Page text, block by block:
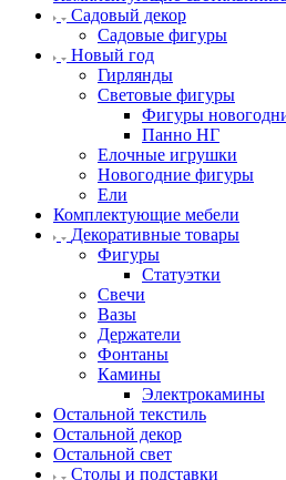
Садовый декор
Садовые фигуры
Новый год
Гирлянды
Световые фигуры
Фигуры
Панно НГ
Елочные игрушки
Новогодние фигуры
Ели
Комплектующие мебели
Декоративные товары
Фигуры
Статуэтки
Свечи
Вазы
Держатели
Фонтаны
Камины
Электрокамины
Остальной текстиль
Остальной декор
Остальной свет
Столы и подставки